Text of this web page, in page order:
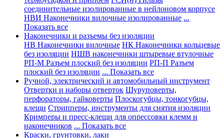
соединительные изолированные в нейлоновом корпусе
НВИ Наконечники вилочные изолированные ...
Показать все
Наконечники и разъемы без изоляции
НВ Наконечники вилочные НК Наконечники кольцевые
без изоляции НШВ наконечники штыревые втулочные
РП-М Разъем плоский без изоляции РП-П Разъем
плоский без изоляции ... Показать все
Ручной, электрический и автомобильный инструмент
Отвертки и наборы отверток Шуруповерты,
перфораторы, гайковерты Плоскогубцы, тонкогубцы,
клещи Стрипперы, инструменты для снятия изоляции
Кримперы и пресс-клещи для опрессовки клемм и
наконечников ... Показать все
Краски, грунтовки, лаки